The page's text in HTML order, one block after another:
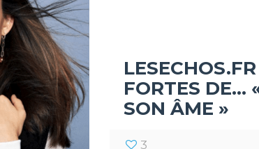
FORTES DE…
SON ÂME »
3